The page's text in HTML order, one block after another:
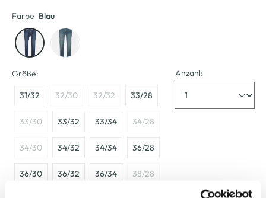
Farbe Blau
Größe:
31/32 32/30 32/32 33/28
33/30 33/32 33/34 34/28
34/30 34/32 34/34 36/28
36/30 36/32 36/34 38/28
Anzahl: